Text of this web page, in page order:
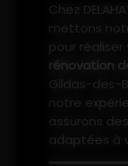
Chez
mettons
pour
rénovation
Gildas-des-
notre
assurons
adaptées à